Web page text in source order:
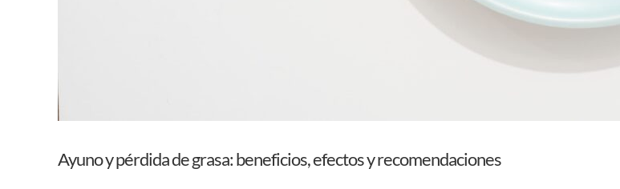
Ayuno y pérdida de grasa: beneficios, efectos y recomendaciones